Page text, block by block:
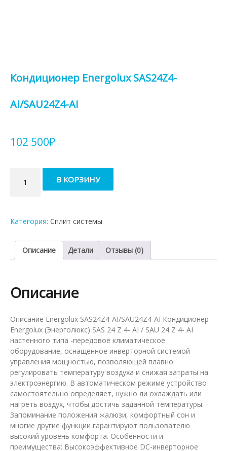
Кондиционер Energolux SAS24Z4-
AI/SAU24Z4-AI
102 500₽
товара
Кондиционер
AI/SAU24Z4-
В КОРЗИНУ
Категория: Сплит системы
Описание Детали Отзывы (0)
Описание
Описание Energolux SAS24Z4-AI/SAU24Z4-AI Кондиционер
Energolux (Энерголюкс) SAS 24 Z 4- AI / SAU 24 Z 4- AI
настенного типа -передовое климатическое
оборудование, оснащенное инверторной системой
управления мощностью, позволяющей плавно
регулировать температуру воздуха и снижая затраты на
электроэнергию. В автоматическом режиме устройство
самостоятельно определяет, нужно ли охлаждать или
нагреть воздух, чтобы достичь заданной температуры.
Запоминание положения жалюзи, комфортный сон и
многие другие функции гарантируют пользователю
высокий уровень комфорта. Особенности и
преимущества: Высокоэффективное DC-инверторное